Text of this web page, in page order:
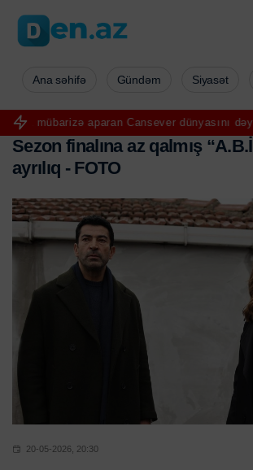
aparan Cansever dünyasını dəyişdi - FOTO
Ana səhifə Gündəm Siyasət
Sezon finalına az qalmış “A.B.İ
ayrılıq - FOTO
20-05-2026, 20:30